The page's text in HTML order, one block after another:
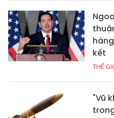
kết
THẾ
"Vũ